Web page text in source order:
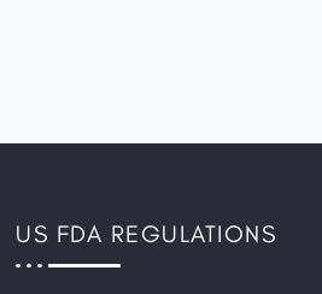
US FDA REGULATIONS